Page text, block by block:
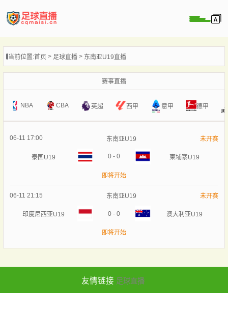
播
像
闻
当前位置:首页 足球直播 东南亚U19直播
赛事直播
NBA CBA 英超 西甲 意甲 德甲
06-11 17:00 东南亚U19 未开赛
泰国U19 0 - 0 柬埔寨U19
即将开始
06-11 21:15 东南亚U19 未开赛
印度尼西亚U19 0 - 0 澳大利亚U19
即将开始
友情链接 足球直播